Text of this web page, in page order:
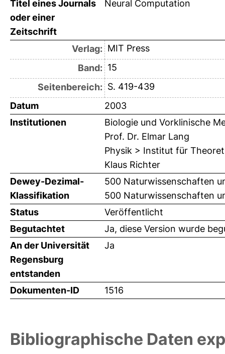
Titel eines Journals
oder einer
Zeitschrift
Neural Computation
Verlag: MIT Press
Band: 15
Seitenbereich: S. 419-439
Datum
2003
Institutionen
Biologie und Vorklinische
Prof. Dr. Elmar Lang
Physik > Institut für
Klaus Richter
Dewey-Dezimal-
Klassifikation
500 Naturwissenschaften
500 Naturwissenschaften
Status
Veröffentlicht
Begutachtet
Ja, diese Version wurde
An der Universität
Regensburg
entstanden
Ja
Dokumenten-ID 1516
Bibliographische Daten